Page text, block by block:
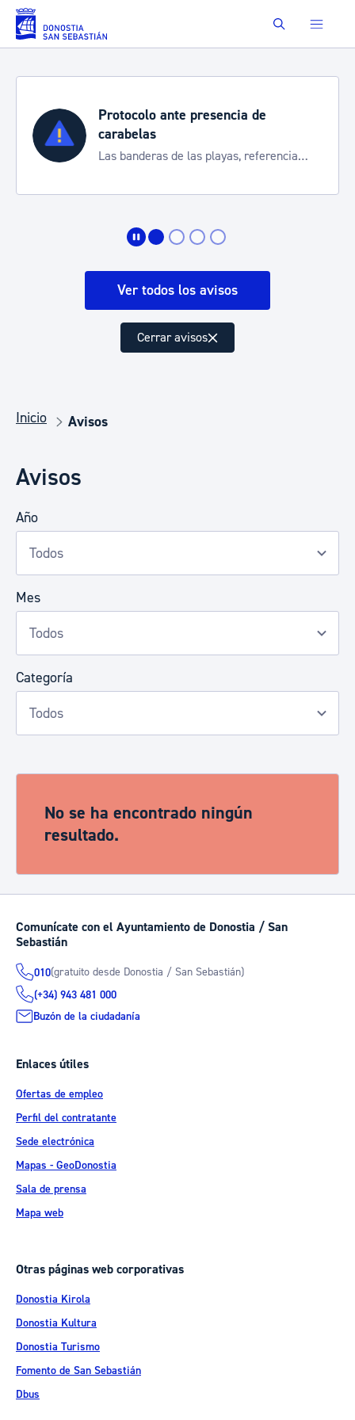
Saltar al contenido principal Buscar
Protocolo ante presencia de
carabelas
Las banderas de las playas, referencia
Ver todos los avisos
Cerrar avisos
Inicio Avisos
Avisos
Año
Mes
Categoría
No se ha encontrado ningún
resultado.
Comunícate con el Ayuntamiento de Donostia / San
Sebastián
010(gratuito desde Donostia / San Sebastián)
(+34) 943 481 000
Buzón de la ciudadanía
Enlaces útiles
Ofertas de empleo
Perfil del contratante
Sede electrónica
Mapas - GeoDonostia
Sala de prensa
Mapa web
Otras páginas web corporativas
Donostia Kirola
Donostia Kultura
Donostia Turismo
Fomento de San Sebastián
Dbus